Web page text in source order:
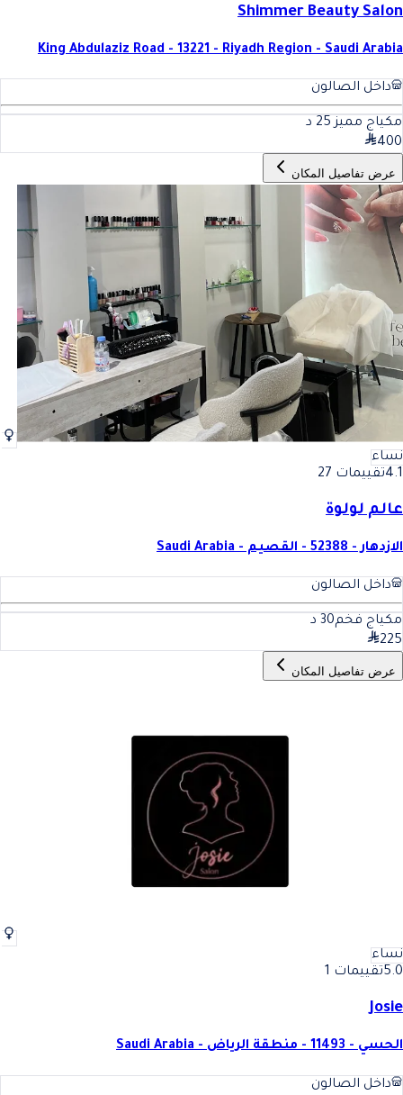
Shimmer Beauty Salon
King Abdulaziz Road - 13221 - Riyadh Region - Saudi Arabia
داخل الصالون
مكياج مميز25 د
400
عرض تفاصيل المكان
نساء
4.1تقييمات 27
عالم لولوة
الازدهار - 52388 - القصيم - Saudi Arabia
داخل الصالون
مكياج فخم30 د
225
عرض تفاصيل المكان
نساء
5.0تقييمات 1
Josie
الحسي - 11493 - منطقة الرياض - Saudi Arabia
داخل الصالون